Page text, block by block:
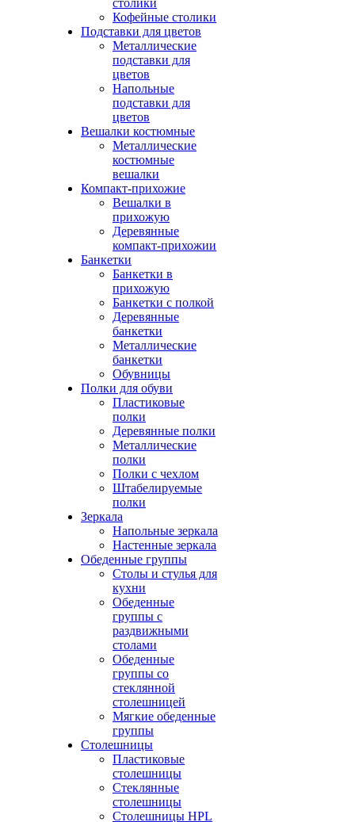
столики
Кофейные столики
Подставки для цветов
Металлические
подставки для
цветов
Напольные
подставки для
цветов
Вешалки костюмные
Металлические
костюмные
вешалки
Компакт-прихожие
Вешалки в
прихожую
Деревянные
компакт-прихожии
Банкетки
Банкетки в
прихожую
Банкетки с полкой
Деревянные
банкетки
Металлические
банкетки
Обувницы
Полки для обуви
Пластиковые
полки
Деревянные полки
Металлические
полки
Полки с чехлом
Штабелируемые
полки
Зеркала
Напольные зеркала
Настенные зеркала
Обеденные группы
Столы и стулья для
кухни
Обеденные
группы с
раздвижными
столами
Обеденные
группы со
стеклянной
столешницей
Мягкие обеденные
группы
Столешницы
Пластиковые
столешницы
Стеклянные
столешницы
Столешницы HPL